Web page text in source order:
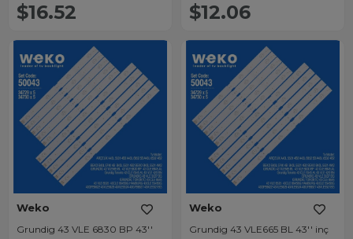
$16.52 $12.06
Weko
Grundig 43 VLE 6830 BP 43''
Weko
Grundig 43 VLE665 BL 43'' inç